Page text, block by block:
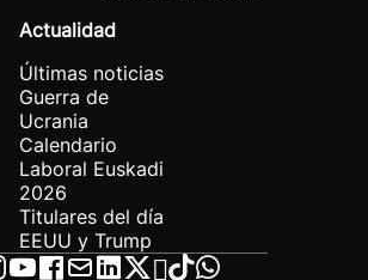
Actualidad
Últimas noticias
Guerra de
Ucrania
Calendario
Laboral Euskadi
2026
Titulares del día
EEUU y Trump